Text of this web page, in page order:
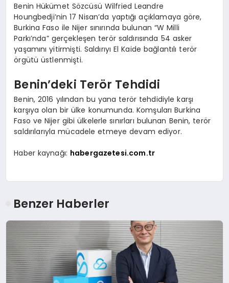
Benin Hükümet Sözcüsü Wilfried Leandre
Houngbedji’nin 17 Nisan’da yaptığı açıklamaya göre,
Burkina Faso ile Nijer sınırında bulunan “W Milli
Parkı’nda” gerçekleşen terör saldırısında 54 asker
yaşamını yitirmişti. Saldırıyı El Kaide bağlantılı terör
örgütü üstlenmişti.
Benin’deki Terör Tehdidi
Benin, 2016 yılından bu yana terör tehdidiyle karşı
karşıya olan bir ülke konumunda. Komşuları Burkina
Faso ve Nijer gibi ülkelerle sınırları bulunan Benin, terör
saldırılarıyla mücadele etmeye devam ediyor.
Haber kaynağı: habergazetesi.com.tr
Benzer Haberler